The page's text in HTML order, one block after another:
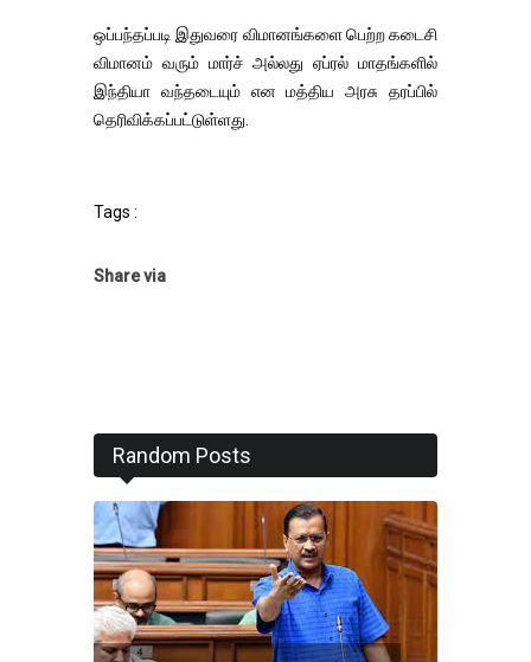
ஒப்பந்தப்படி இதுவரை விமானங்களை பெற்ற கடைசி
விமானம் வரும் மார்ச் அல்லது ஏப்ரல் மாதங்களில்
இந்தியா வந்தடையும் என மத்திய அரசு தரப்பில்
தெரிவிக்கப்பட்டுள்ளது.
Tags :
Share via
Random Posts